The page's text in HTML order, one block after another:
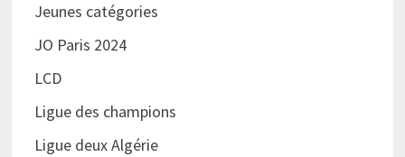
Jeunes catégories
JO Paris 2024
LCD
Ligue des champions
Ligue deux Algérie